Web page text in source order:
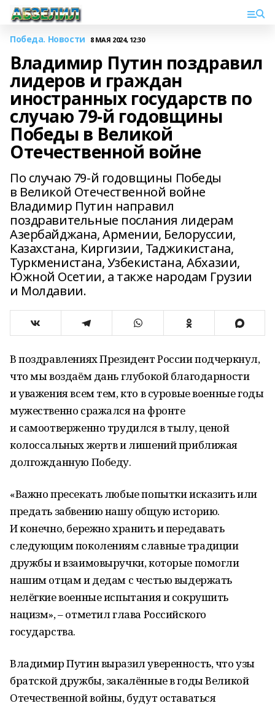
Победа. Новости 8 МАЯ 2024, 12:30
Владимир Путин поздравил
лидеров и граждан
иностранных государств по
случаю 79-й годовщины
Победы в Великой
Отечественной войне
По случаю 79-й годовщины Победы
в Великой Отечественной войне
Владимир Путин направил
поздравительные послания лидерам
Азербайджана, Армении, Белоруссии,
Казахстана, Киргизии, Таджикистана,
Туркменистана, Узбекистана, Абхазии,
Южной Осетии, а также народам Грузии
и Молдавии.
В поздравлениях Президент России подчеркнул,
что мы воздаём дань глубокой благодарности
и уважения всем тем, кто в суровые военные годы
мужественно сражался на фронте
и самоотверженно трудился в тылу, ценой
колоссальных жертв и лишений приближая
долгожданную Победу.
«Важно пресекать любые попытки исказить или
предать забвению нашу общую историю.
И конечно, бережно хранить и передавать
следующим поколениям славные традиции
дружбы и взаимовыручки, которые помогли
нашим отцам и дедам с честью выдержать
нелёгкие военные испытания и сокрушить
нацизм», – отметил глава Российского
государства.
Владимир Путин выразил уверенность, что узы
братской дружбы, закалённые в годы Великой
Отечественной войны, будут оставаться